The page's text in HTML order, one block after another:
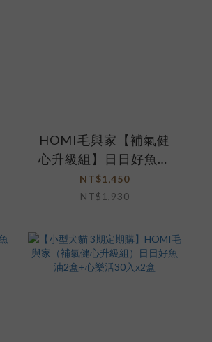
HOMI毛與家【補氣健
心升級組】日日好魚油
+心樂活
NT$1,450
NT$1,930